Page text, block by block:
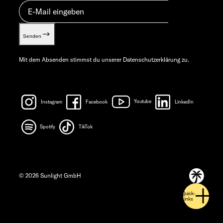
Quick-
Links
Senden
Mit dem Absenden stimmst du unserer Datenschutzerklärung zu.
Instagram Facebook Youtube LinkedIn
Spotify TikTok
© 2026 Sunlight GmbH